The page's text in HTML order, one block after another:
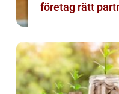
företag rätt